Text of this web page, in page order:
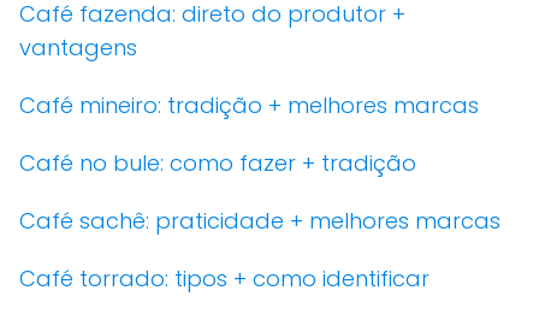
Café fazenda: direto do produtor +
vantagens
Café mineiro: tradição + melhores marcas
Café no bule: como fazer + tradição
Café sachê: praticidade + melhores marcas
Café torrado: tipos + como identificar